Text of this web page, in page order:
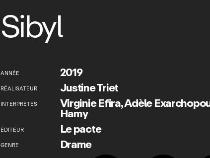
Sibyl
ANNÉE 2019
RÉALISATEUR Justine Triet
INTERPRÈTES Virginie Efira,Adèle
Hamy
ÉDITEUR Le pacte
GENRE Drame